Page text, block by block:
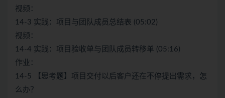
视频：
14-3 实践：项目与团队成员总结表 (05:02)
视频：
14-4 实践：项目验收单与团队成员转移单 (05:16)
作业：
14-5 【思考题】项目交付以后客户还在不停提出需求，怎
么办？